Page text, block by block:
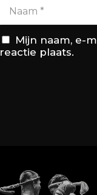
Mijn naam, e-
reactie plaats.